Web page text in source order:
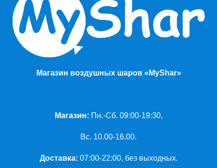
Магазин воздушных шаров «MyShar»
Магазин: Пн.-Сб. 09:00-19:30,
Вс. 10.00-16.00.
Доставка: 07:00-22:00, без выходных.